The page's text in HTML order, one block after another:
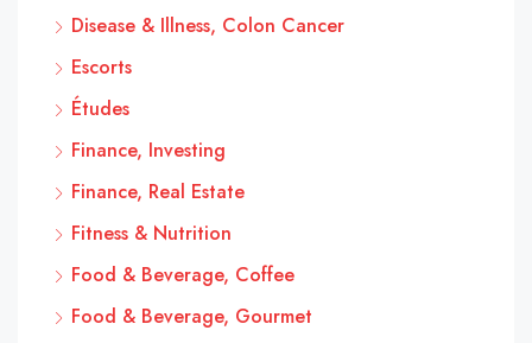
Disease & Illness, Colon Cancer
Escorts
Études
Finance, Investing
Finance, Real Estate
Fitness & Nutrition
Food & Beverage, Coffee
Food & Beverage, Gourmet